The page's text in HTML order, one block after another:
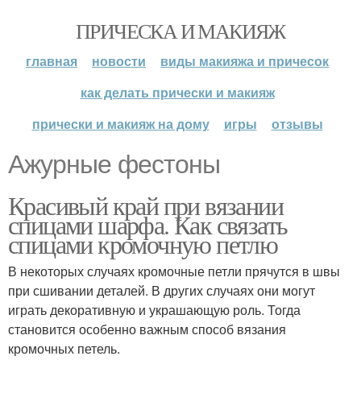
ПРИЧЕСКА И МАКИЯЖ
главная новости
виды макияжа и причесок
как делать прически и макияж
прически и макияж на дому
игры отзывы
Ажурные фестоны
Красивый край при вязании
спицами шарфа. Как связать
спицами кромочную петлю
В некоторых случаях кромочные петли прячутся в швы
при сшивании деталей. В других случаях они могут
играть декоративную и украшающую роль. Тогда
становится особенно важным способ вязания
кромочных петель.